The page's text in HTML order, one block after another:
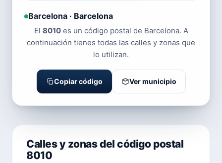
Barcelona · Barcelona
El 8010es un código postal de Barcelona. A
continuación tienes todas las calles y zonas que
lo utilizan.
Copiar código Ver municipio
Calles y zonas del código postal
8010